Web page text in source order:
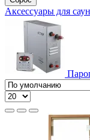
Аксессуары для